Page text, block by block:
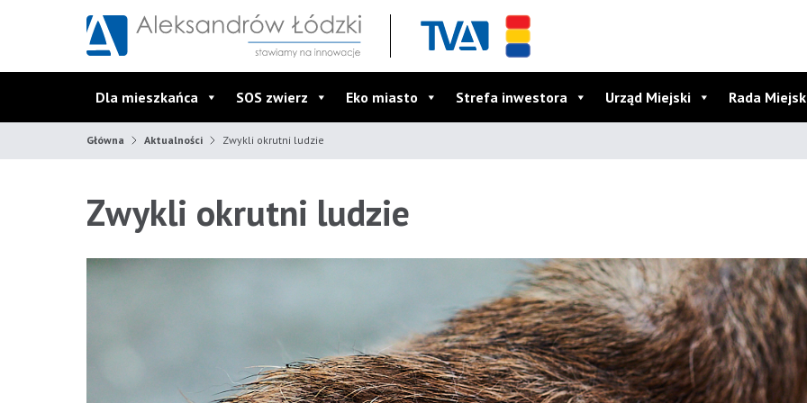
Dla mieszkańca SOS zwierz Eko miasto Strefa inwestora Urząd Miejski Rada
Główna Aktualności Zwykli okrutni ludzie
Zwykli okrutni ludzie